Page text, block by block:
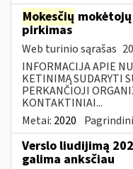
Mokesčių
pirkimas
Web turinio sąrašas
INFORMACIJA APIE
KETINIMĄ SUDARYTI
PERKANČIOJI
KONTAKTINIAI...
Metai: 2020
Verslo liudijimą
galima anksčiau